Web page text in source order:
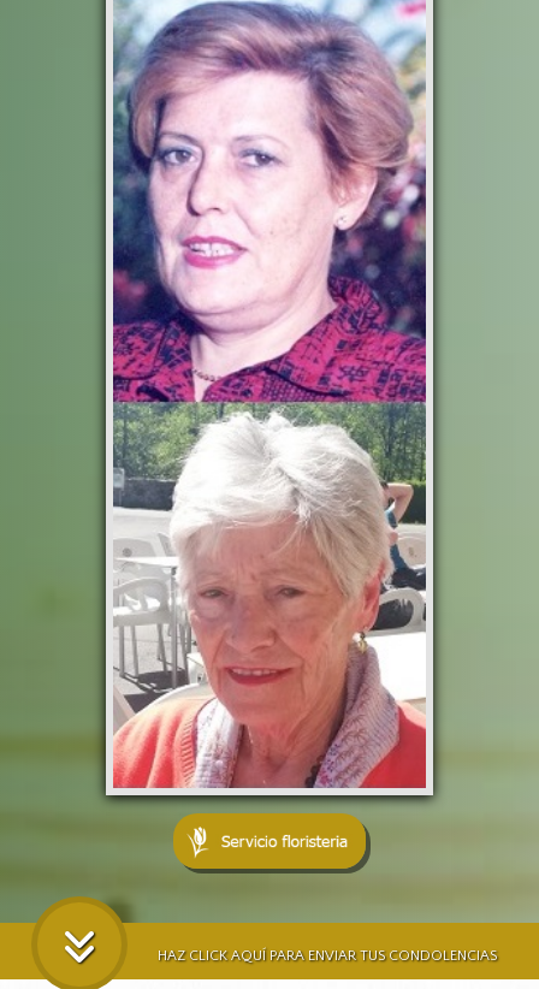
HAZ CLICK AQUÍ PARA ENVIAR TUS CONDOLENCIAS